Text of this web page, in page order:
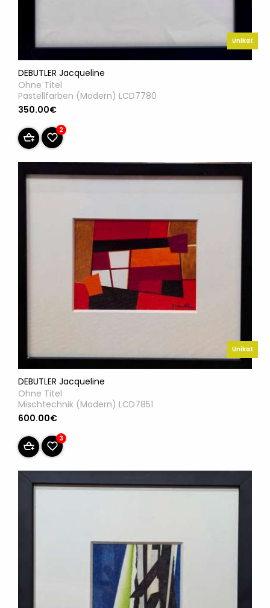
Unikat
DEBUTLER Jacqueline
Ohne Titel
Pastellfarben (Modern) LCD7780
350.00€
2
Unikat
DEBUTLER Jacqueline
Ohne Titel
Mischtechnik (Modern) LCD7851
600.00€
3